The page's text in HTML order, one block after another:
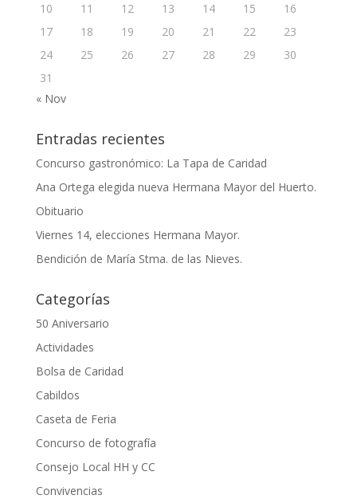
10
11 12 13 14 15
16
17
18 19 20 21 22
23
24
25 26 27 28 29
30
31
« Nov
Entradas recientes
Concurso gastronómico: La Tapa de Caridad
Ana Ortega elegida nueva Hermana Mayor del Huerto.
Obituario
Viernes 14, elecciones Hermana Mayor.
Bendición de María Stma. de las Nieves.
Categorías
50 Aniversario
Actividades
Bolsa de Caridad
Cabildos
Caseta de Feria
Concurso de fotografía
Consejo Local HH y CC
Convivencias